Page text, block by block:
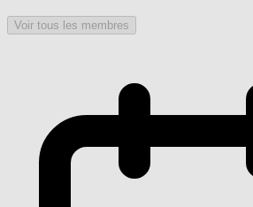
Voir tous les membres